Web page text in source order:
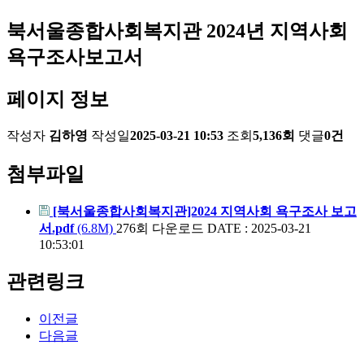
북서울종합사회복지관 2024년 지역사회
욕구조사보고서
페이지 정보
작성자 김하영 작성일2025-03-21 10:53 조회 5,136회 댓글0건
첨부파일
[북서울종합사회복지관]2024 지역사회 욕구조사 보고
서.pdf(6.8M) 276회 다운로드 DATE : 2025-03-21
10:53:01
관련링크
이전글
다음글